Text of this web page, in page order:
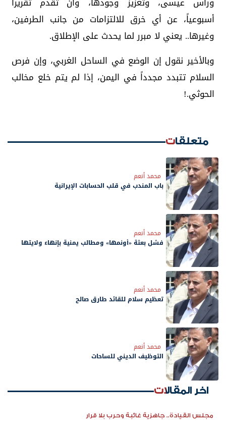
أسبوعياً، عن أي خرق للالتزامات من جانب الطرفين،
وغيرها.. يعني لا مبرر لما يحدث على الإطلاق.
وبالأخير نقول إن الوضع في الساحل الغربي، وإن فرص
السلام تتبدد مجدداً في اليمن، إذا لم يتم خلع مخالب
الحوثي.!
متعلقات
محمد أنعم
باب المندب في قلب الحسابات الإيرانية
محمد أنعم
فشل بعثة «أونمها» ومطالب يمنية بإنهاء ولايتها
محمد أنعم
‏تعظيم سلام للقائد طارق صالح
محمد أنعم
التوظيف الديني للساحات
اخر المقالات
مجلس القيادة.. جاهزية غائبة وحرب بلا قرار